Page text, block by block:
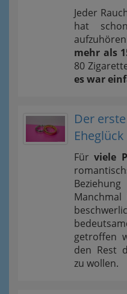
Jeder
hat
mehr als
80
es war
Der
Fürviele
getroffen
den Rest
zu wollen.